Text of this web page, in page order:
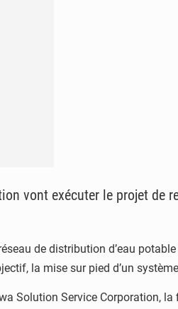
vont exécuter le projet de
de distribution d’eau potable
la mise sur pied d’un
Solution Service Corporation,